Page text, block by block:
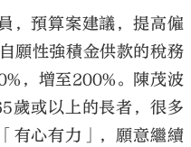
，預算案建議，提高僱
願性強積金供款的稅務
，增至200%。陳茂波
歲或以上的長者，很多
有心有力」，願意繼續